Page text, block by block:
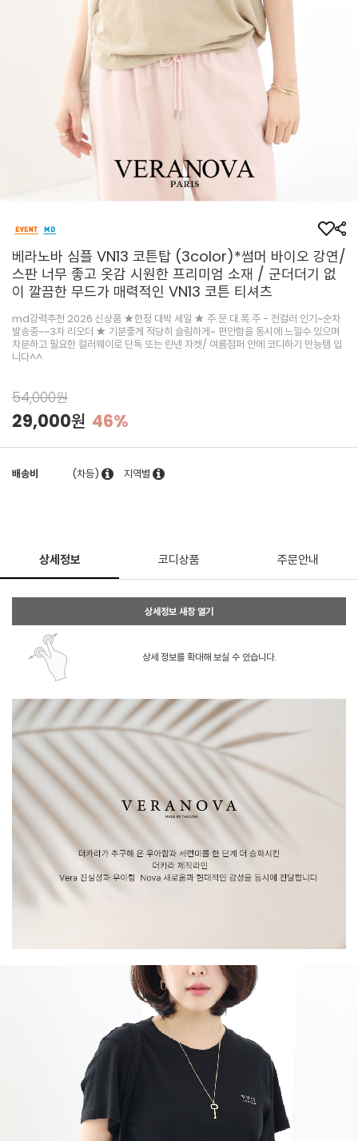
베라노바 심플 VN13 코튼탑 (3color)*썸머 바이오 강연/
스판 너무 좋고 옷감 시원한 프리미엄 소재 / 군더더기 없
이 깔끔한 무드가 매력적인 VN13 코튼 티셔츠
md강력추천 2026 신상품 ★한정 대박 세일 ★ 주.문.대.폭.주 - 전컬러 인기~순차
발송중~~3차 리오더 ★ 기분좋게 적당히 슬림하게~ 편안함을 동시에 느낄수 있으며
차분하고 필요한 컬러웨이로 단독 또는 린넨 자켓/ 여름점퍼 안에 코디하기 만능템 입
니다^^
54,000원
29,000원 46%
배송비 (차등) 지역별
상세정보 코디상품 주문안내
상세정보 새창 열기
상세 정보를 확대해 보실 수 있습니다.